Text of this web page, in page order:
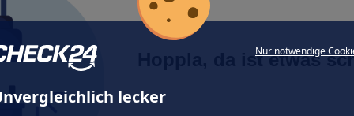
Nur notwendige
lecker
Hoppla, da ist etwas